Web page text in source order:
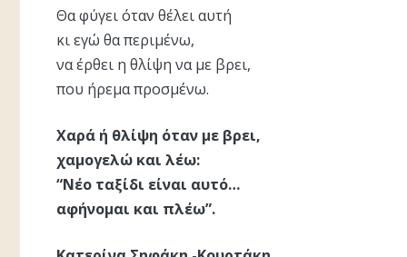
Θα φύγει όταν θέλει αυτή
κι εγώ θα περιμένω,
να έρθει η θλίψη να με βρει,
που ήρεμα προσμένω.
Χαρά ή θλίψη όταν με βρει,
χαμογελώ και λέω:
“Νέο ταξίδι είναι αυτό…
αφήνομαι και πλέω”.